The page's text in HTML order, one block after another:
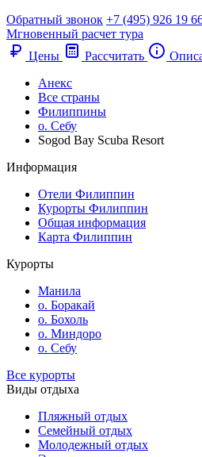
Обратный звонок +7 (495) 926 19
Мгновенный расчет тура
Цены
Рассчитать
Анекс
Все страны
Филиппины
о. Себу
Sogod Bay Scuba Resort
Информация
Отели Филиппин
Курорты Филиппин
Общая информация
Карта Филиппин
Курорты
Манила
о. Боракай
о. Бохоль
о. Миндоро
о. Себу
Все курорты
Виды отдыха
Пляжный отдых
Семейный отдых
Молодежный отдых